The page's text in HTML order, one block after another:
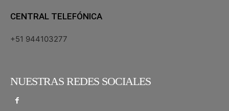
CENTRAL TELEFÓNICA
+51 944103277
NUESTRAS REDES SOCIALES